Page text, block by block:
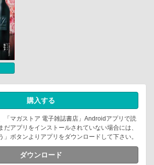
購入する
「マガストア 電子雑誌書店」Androidアプリで読
だアプリをインストールされていない場合には、
」ボタンよりアプリをダウンロードして下さい。
ダウンロード